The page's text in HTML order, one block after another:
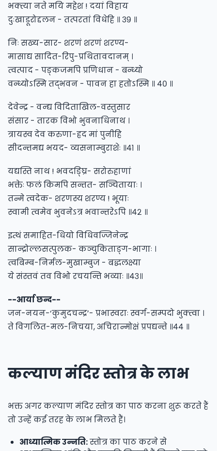
भक्त्या नते मयि महेश ! दयां विहाय
दुःखाडूरोद्दलन - तत्परतां विधेहि ॥ ३९ ॥
निः सख्य-सार- शरणं शरणं शरण्य-
मासाद्य सादित-रिपु-प्रथितावदानम् ।
त्वत्पाद - पङ्कजमपि प्रणिधान - बन्ध्यो
वन्ध्योऽस्मि तद्भवन - पावन हा हतोऽस्मि ॥ ४० ॥
देवेन्द्र - वन्द्य विदिताखिल-वस्तुसार
संसार - तारक विभो भुवनाधिनाथ ।
त्रायस्व देव करुणा-ह्रद मां पुनीहि
सीदन्तमद्य भयद- व्यसनाम्बुराशेः ॥४१ ॥
यद्यस्ति नाथ ! भवदङ्घ्रि- सरोरुहाणां
भक्तेः फलं किमपि सन्तत- सञ्चितायाः ।
तन्मे त्वदेक- शरणस्य शरण्य ! भूयाः
स्वामी त्वमेव भुवनेऽत्र भवान्तरेऽपि ॥४२ ॥
इत्थं समाहित-धियो विधिवज्जिनेन्द्र
सान्द्रोल्लसत्पुलक- कञ्चुकिताङ्ग-भागाः ।
त्वबिम्ब-निर्मल-मुखाम्बुज - बद्धलक्ष्या
ये संस्तवं तव विभो रचयन्ति भव्याः ॥४३॥
--आर्या छन्द--
जन-नयन-‘कुमुदचन्द्र’- प्रभास्वराः स्वर्ग-सम्पदो भुक्त्वा ।
ते विगलित-मल-निचया, अचिरान्मोक्षं प्रपद्यन्ते ॥४४ ॥
कल्याण मंदिर स्तोत्र के लाभ
भक्त अगर कल्याण मंदिर स्तोत्र का पाठ करना शुरू करते हैं
तो उन्हें कई तरह के लाभ मिलते हैं।
आध्यात्मिक उन्नति:स्तोत्र का पाठ करने से